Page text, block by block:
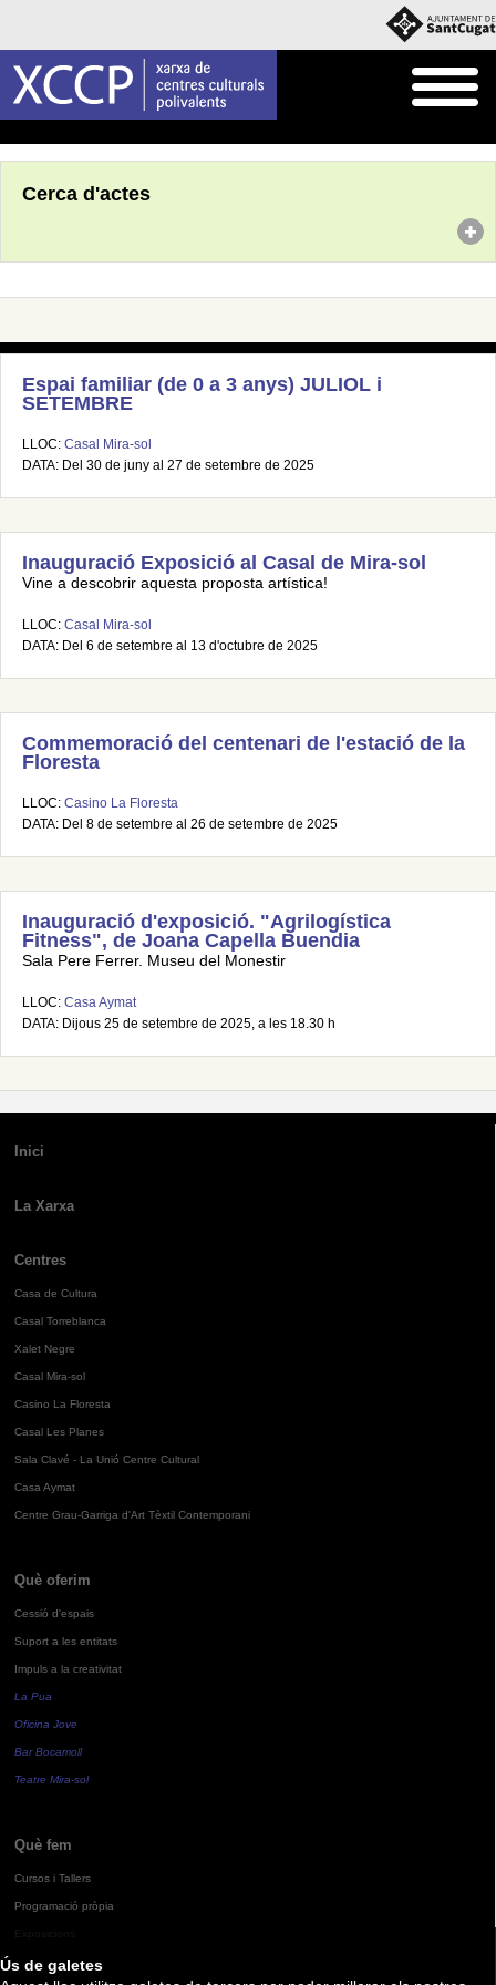
Ús de galetes
Cerca d'actes
Espai familiar (de 0 a 3 anys) JULIOL i
SETEMBRE
LLOC: Casal Mira-sol
DATA: Del 30 de juny al 27 de setembre de 2025
Inauguració Exposició al Casal de Mira-sol
Vine a descobrir aquesta proposta artística!
LLOC: Casal Mira-sol
DATA: Del 6 de setembre al 13 d'octubre de 2025
Commemoració del centenari de l'estació de la
Floresta
LLOC: Casino La Floresta
DATA: Del 8 de setembre al 26 de setembre de 2025
Inauguració d'exposició. "Agrilogística
Fitness", de Joana Capella Buendia
Sala Pere Ferrer. Museu del Monestir
LLOC: Casa Aymat
DATA: Dijous 25 de setembre de 2025, a les 18.30 h
Inici
La Xarxa
Centres
Casa de Cultura
Casal Torreblanca
Xalet Negre
Casal Mira-sol
Casino La Floresta
Casal Les Planes
Sala Clavé - La Unió Centre Cultural
Casa Aymat
Centre Grau-Garriga d'Art Tèxtil Contemporani
Què oferim
Cessió d'espais
Suport a les entitats
Impuls a la creativitat
La Pua
Oficina Jove
Bar Bocamoll
Teatre Mira-sol
Què fem
Cursos i Tallers
Programació pròpia